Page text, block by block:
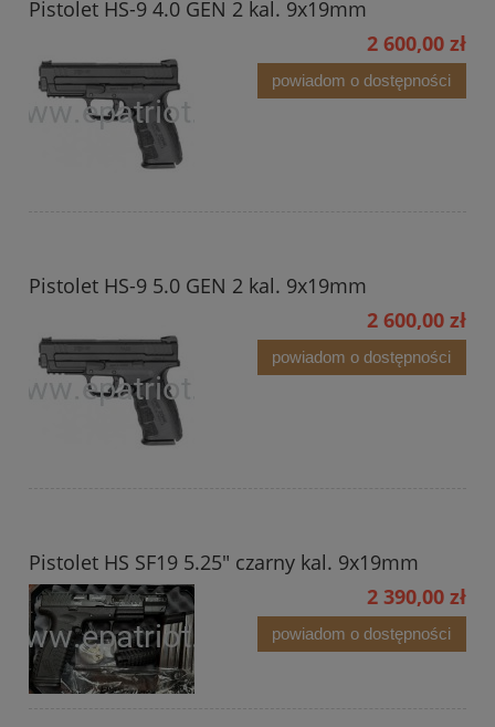
Pistolet HS-9 4.0 GEN 2 kal. 9x19mm
2 600,00 zł
powiadom o dostępności
Pistolet HS-9 5.0 GEN 2 kal. 9x19mm
2 600,00 zł
powiadom o dostępności
Pistolet HS SF19 5.25" czarny kal. 9x19mm
2 390,00 zł
powiadom o dostępności